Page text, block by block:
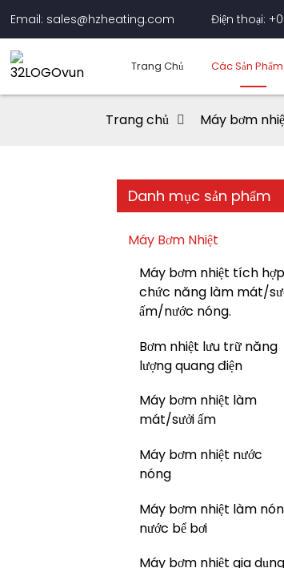
Email: sales@hzheating.com Điện thoại:
Trang Chủ Các Sản Phẩm
Trang chủ Máy bơm
Danh mục sản phẩm
Máy Bơm Nhiệt
Máy bơm nhiệt tích hợp
chức năng làm mát/
ấm/nước nóng.
Bơm nhiệt lưu trữ năng
lượng quang điện
Máy bơm nhiệt làm
mát/sưởi ấm
Máy bơm nhiệt nước
nóng
Máy bơm nhiệt làm
nước bể bơi
Máy bơm nhiệt gia dụng